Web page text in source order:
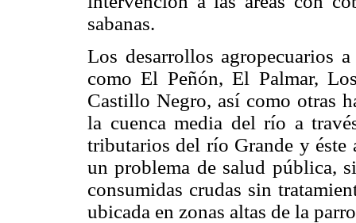
sabanas.
Los desarrollos agropecuarios
como El Peñón, El Palmar,
Castillo Negro, así como otras
la cuenca media del río a
tributarios del río Grande y
un problema de salud pública,
consumidas crudas sin
ubicada en zonas altas de la